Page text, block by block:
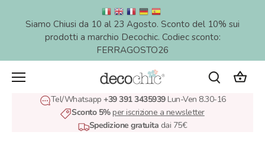
Siamo Chiusi da 10 al 23 Agosto. Sconto del 10% sui
prodotti a marchio Decochic. Codiec sconto:
FERRAGOSTO26
Tel/Whatsapp +39 391 3435939Lun-Ven 8.30-16
Sconto 5%per iscrizione a newsletter
Spedizione gratuita dai 75€